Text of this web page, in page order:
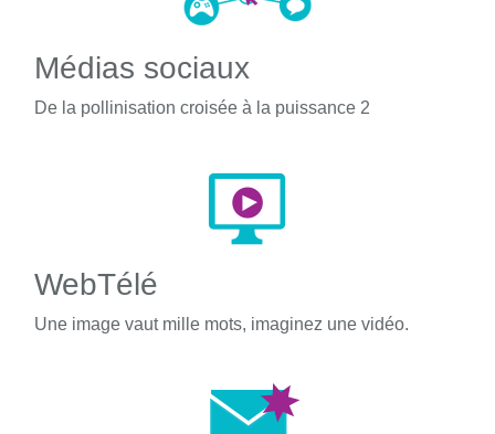
Médias sociaux
De la pollinisation croisée à la puissance 2
WebTélé
Une image vaut mille mots, imaginez une vidéo.